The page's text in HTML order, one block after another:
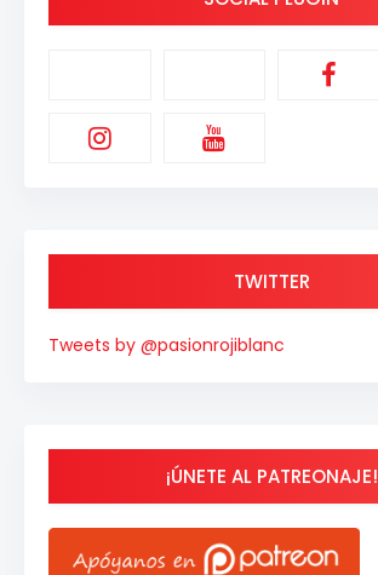
TWITTER
Tweets by @pasionrojiblanc
¡ÚNETE AL PATREONAJE!